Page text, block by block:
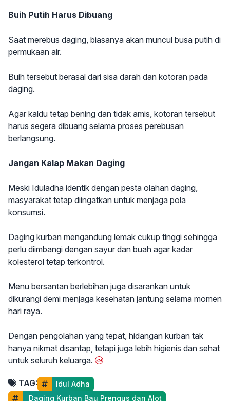
Buih Putih Harus Dibuang
Saat merebus daging, biasanya akan muncul busa putih di
permukaan air.
Buih tersebut berasal dari sisa darah dan kotoran pada
daging.
Agar kaldu tetap bening dan tidak amis, kotoran tersebut
harus segera dibuang selama proses perebusan
berlangsung.
Jangan Kalap Makan Daging
Meski Iduladha identik dengan pesta olahan daging,
masyarakat tetap diingatkan untuk menjaga pola
konsumsi.
Daging kurban mengandung lemak cukup tinggi sehingga
perlu diimbangi dengan sayur dan buah agar kadar
kolesterol tetap terkontrol.
Menu bersantan berlebihan juga disarankan untuk
dikurangi demi menjaga kesehatan jantung selama momen
hari raya.
Dengan pengolahan yang tepat, hidangan kurban tak
hanya nikmat disantap, tetapi juga lebih higienis dan sehat
untuk seluruh keluarga.
TAG:
Idul Adha
Daging Kurban Bau Prengus dan Alot